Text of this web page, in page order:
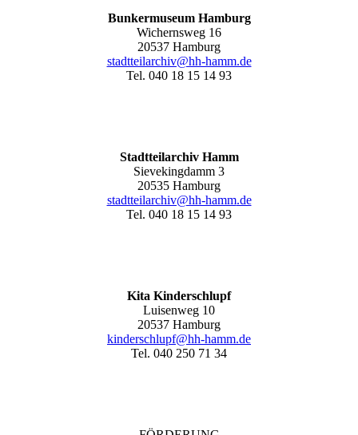
Bunkermuseum Hamburg
Wichernsweg 16
20537 Hamburg
stadtteilarchiv@hh-hamm.de
Tel. 040 18 15 14 93
Stadtteilarchiv Hamm
Sievekingdamm 3
20535 Hamburg
stadtteilarchiv@hh-hamm.de
Tel. 040 18 15 14 93
Kita Kinderschlupf
Luisenweg 10
20537 Hamburg
kinderschlupf@hh-hamm.de
Tel. 040 250 71 34